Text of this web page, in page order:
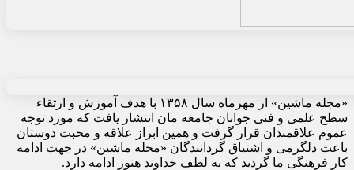
«مجله ماشین» از مهرماه سال ۱۳۵۸ با هدف آموزش و ارتقاء
سطح علمی و فنی جوانان جامعه مان انتشار یافت که مورد توجه
عموم علاقمندان قرار گرفت و همین ابراز علاقه و محبت دوستان
باعث دلگرمی و اشتیاق گردانندگان «مجله ماشین» در جهت ادامه
کار فرهنگی ما گردید که به لطف خداوند هنوز ادامه دارد.